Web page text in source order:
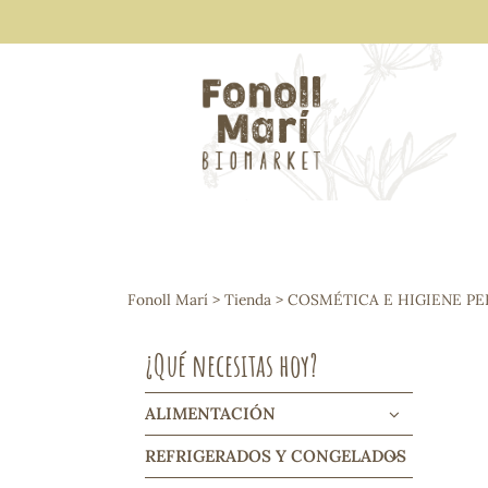
Arroces y legumbres
Frutos secos y snacks
Cereales, mueslis, hinchados y
Galletas y dulces
Vinos y cavas
Condimentos y salsas
Harinas y sémolas
Pasta
Fonoll Marí > Tienda > COSMÉTICA E HIGIENE
¿Qué necesitas hoy?
ALIMENTACIÓN
REFRIGERADOS Y CONGELADOS